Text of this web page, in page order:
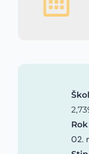
02.